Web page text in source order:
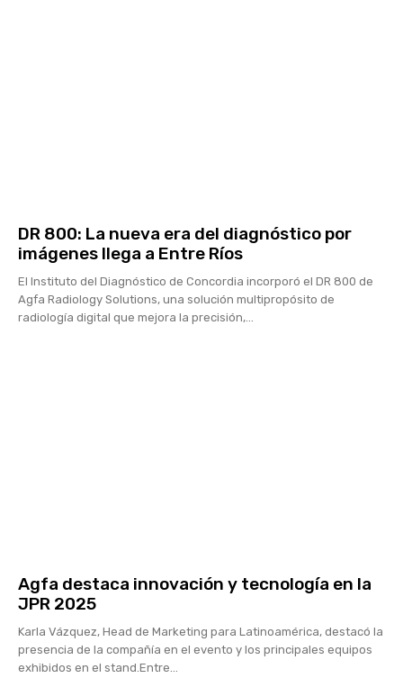
DR 800: La nueva era del diagnóstico por
imágenes llega a Entre Ríos
El Instituto del Diagnóstico de Concordia incorporó el DR 800 de
Agfa Radiology Solutions, una solución multipropósito de
radiología digital que mejora la precisión,...
Agfa destaca innovación y tecnología en la
JPR 2025
Karla Vázquez, Head de Marketing para Latinoamérica, destacó la
presencia de la compañía en el evento y los principales equipos
exhibidos en el stand.Entre...